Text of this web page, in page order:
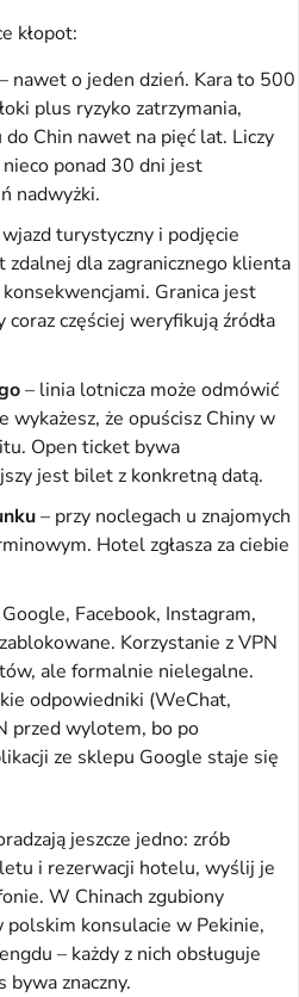
kłopot:
– nawet o jeden dzień. Kara to 500
plus ryzyko zatrzymania,
Chin nawet na pięć lat. Liczy
ponad 30 dni jest
nadwyżki.
turystyczny i podjęcie
dla zagranicznego klienta
Granica jest
coraz częściej weryfikują źródła
– linia lotnicza może odmówić
wykażesz, że opuścisz Chiny w
Open ticket bywa
jest bilet z konkretną datą.
– przy noclegach u znajomych
Hotel zgłasza za ciebie
Facebook, Instagram,
Korzystanie z VPN
ale formalnie nielegalne.
odpowiedniki (WeChat,
przed wylotem, bo po
ze sklepu Google staje się
jeszcze jedno: zrób
i rezerwacji hotelu, wyślij je
W Chinach zgubiony
konsulacie w Pekinie,
– każdy z nich obsługuje
znaczny.